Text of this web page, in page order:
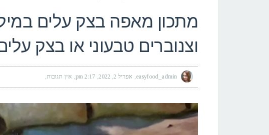
מתכון מאפה בצק עלים
וצנוברים טבעוני או בצק
easyfood_admin אפריל 2, 2022 2:17 pm אין תגובות